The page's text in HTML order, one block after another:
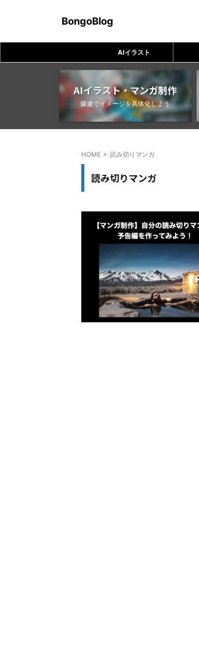
BongoBlog
AIイラスト
AIイラスト・マンガ制作
爆速でイメージを具体化しよう
HOME > 読み切りマンガ
読み切りマンガ